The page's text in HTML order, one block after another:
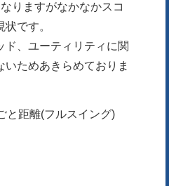
りますがなかなかスコ
です。
ド、ユーティリティに関
いためあきらめておりま
と距離(フルスイング)